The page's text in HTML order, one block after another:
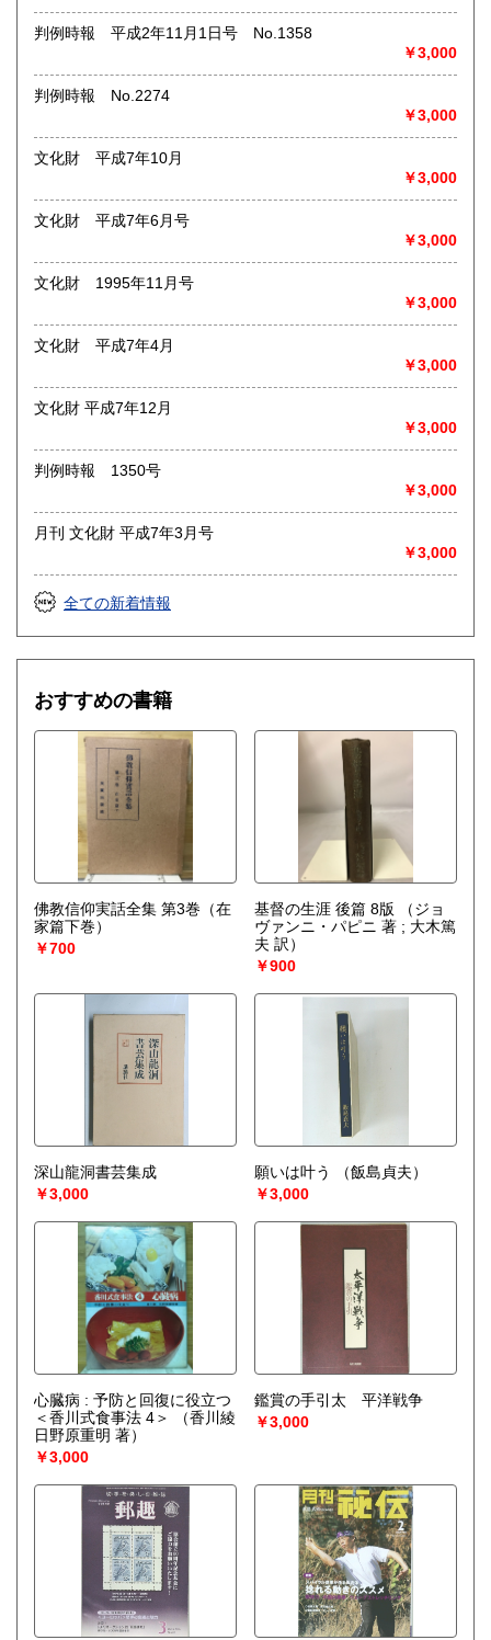
◎メディア商品【ジャズ・ロック・クラシック・映画・アニ
メ・ゲーム・声優・アイドル・ビジネス・アダルト・車・バ
EP、カセット、ポスター、おもちゃ、グッズ、パンフレット
などマニアックなものを中心に高価買取
ンタイア・和本・漢籍・戦争㊙︎資料・書道具・茶道具・戦前
絵はがき・鳥瞰図・古地図・浮世絵・軸・拓本・印譜・エロ
グロ】など古いものの中には希少価値の高いものも多数ござ
いますので価値がないと処分される前に是非 ｢古本倶楽部｣ま
沿線名：-
営業時間：-
定休日：-
書籍の買取について
○出張買取は通常、東海圏のみ
※お売り頂ける本の量や質が見込める場合は関東〜近畿エリ
ア要相談
例
【大学の研究室の整理】
【遺品整理で古い紙モノや道具など価値の有無が分からない
ものがある】
【神社仏閣、蔵の整理、中国古典籍など査定にかなりの専門
知識を要する】
場合などお気軽にご相談ください。
-------------------------------------------
買取専用ダイヤル
050-3698-2626
-------------------------------------------
◎宅配買取◎
○30点より宅配送料無料
○梱包用ダンボールの無料送付可能
○買取金額の概算が知りたい方は、事前査定のサービスもぜひ
ご活用下さい。
宅配買取送付先
----------------------------------------
501-0224
古本倶楽部 宅配買取受付係
058-322-2366
----------------------------------------
取り扱い分野
判例時報 平成2年11月1日号 No.1358
￥3,000
判例時報 No.2274
￥3,000
文化財 平成7年10月
￥3,000
文化財 平成7年6月号
￥3,000
文化財 1995年11月号
￥3,000
文化財 平成7年4月
￥3,000
文化財 平成7年12月
￥3,000
判例時報 1350号
￥3,000
月刊 文化財 平成7年3月号
￥3,000
全ての新着情報
おすすめの書籍
佛教信仰実話全集 第3巻（在
家篇下巻）
￥700
基督の生涯 後篇 8版
（ジョ
ヴァンニ・パピニ 著 ; 大木篤
夫 訳）
￥900
深山龍洞書芸集成
￥3,000
願いは叶う
（飯島貞夫）
￥3,000
心臓病 : 予防と回復に役立つ
＜香川式食事法 4＞
（香川綾
日野原重明 著）
￥3,000
鑑賞の手引太 平洋戦争
￥3,000